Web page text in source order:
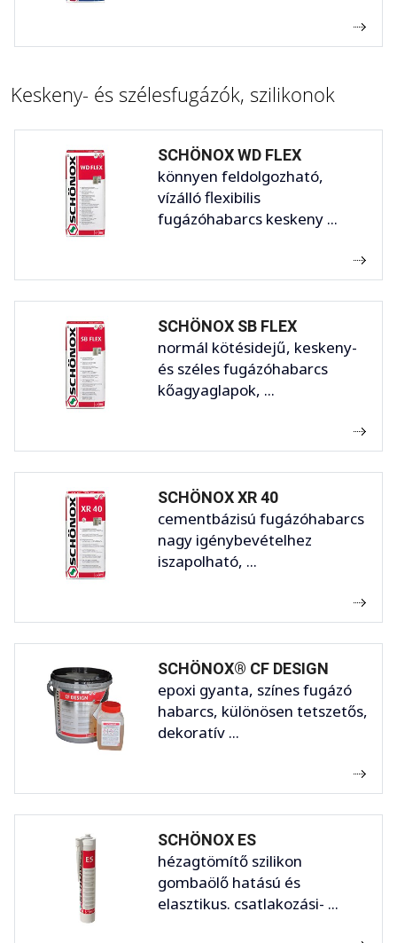
Keskeny- és szélesfugázók, szilikonok
SCHÖNOX WD FLEX
könnyen feldolgozható,
vízálló flexibilis
fugázóhabarcs keskeny ...
SCHÖNOX SB FLEX
normál kötésidejű, keskeny-
és széles fugázóhabarcs
kőagyaglapok, ...
SCHÖNOX XR 40
cementbázisú fugázóhabarcs
nagy igénybevételhez
iszapolható, ...
SCHÖNOX® CF DESIGN
epoxi gyanta, színes fugázó
habarcs, különösen tetszetős,
dekoratív ...
SCHÖNOX ES
hézagtömítő szilikon
gombaölő hatású és
elasztikus. csatlakozási- ...